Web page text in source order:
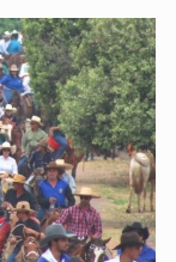
dos Anjos